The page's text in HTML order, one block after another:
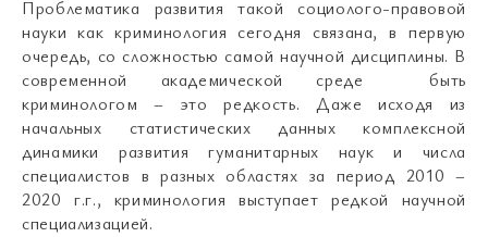
Проблематика развития такой социолого-правовой
науки как криминология сегодня связана, в первую
очередь, со сложностью самой научной дисциплины. В
современной академической среде быть
криминологом – это редкость. Даже исходя из
начальных статистических данных комплексной
динамики развития гуманитарных наук и числа
специалистов в разных областях за период 2010 –
2020 г.г., криминология выступает редкой научной
специализацией.